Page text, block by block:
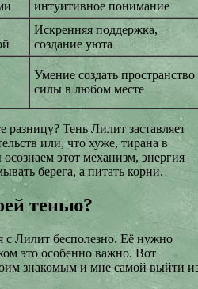
интуитивное понимание
Искренняя поддержка,
создание уюта
Умение создать пространство
силы в любом месте
Тень Лилит заставляет
или, что хуже, тирана в
этот механизм, энергия
берега, а питать корни.
тенью?
с Лилит бесполезно. Её нужно
это особенно важно. Вот
знакомым и мне самой выйти